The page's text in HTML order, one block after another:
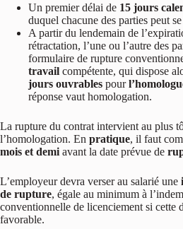
Un premier délai de 15 jours
duquel chacune des parties peut se
A partir du lendemain de
rétractation, l’une ou l’autre des
formulaire de rupture
travail compétente, qui dispose
jours ouvrables pour
réponse vaut homologation.
La rupture du contrat intervient au plus
l’homologation. En pratique, il faut
mois et demi avant la date prévue de
L’employeur devra verser au salarié une
de rupture, égale au minimum à
conventionnelle de licenciement si cette
favorable.